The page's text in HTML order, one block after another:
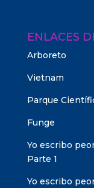
ENLACES
Arboreto
Vietnam
Parque
Funge
Yo escribo
Parte 1
Yo escribo